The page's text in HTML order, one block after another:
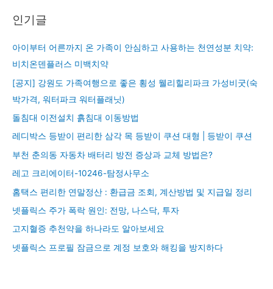
인기글
아이부터 어른까지 온 가족이 안심하고 사용하는 천연성분 치약:
비치온덴플러스 미백치약
[공지] 강원도 가족여행으로 좋은 횡성 웰리힐리파크 가성비굿(숙
박가격, 워터파크 워터플래닛)
돌침대 이전설치 흙침대 이동방법
레디박스 등받이 편리한 삼각 목 등받이 쿠션 대형 | 등받이 쿠션
부천 춘의동 자동차 배터리 방전 증상과 교체 방법은?
레고 크리에이터-10246-탐정사무소
홈택스 편리한 연말정산 : 환급금 조회, 계산방법 및 지급일 정리
넷플릭스 주가 폭락 원인: 전망, 나스닥, 투자
고지혈증 추천약을 하나라도 알아보세요
넷플릭스 프로필 잠금으로 계정 보호와 해킹을 방지하다